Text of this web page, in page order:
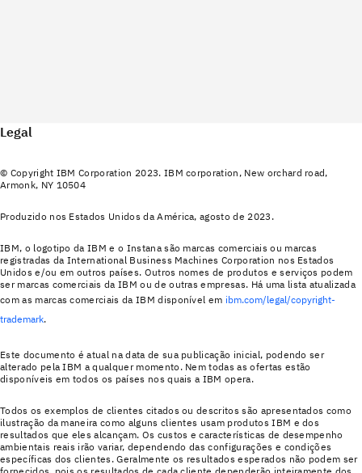
Legal
© Copyright IBM Corporation 2023. IBM corporation, New orchard road,
Armonk, NY 10504
Produzido nos Estados Unidos da América, agosto de 2023.
IBM, o logotipo da IBM e o Instana são marcas comerciais ou marcas
registradas da International Business Machines Corporation nos Estados
Unidos e/ou em outros países. Outros nomes de produtos e serviços podem
ser marcas comerciais da IBM ou de outras empresas. Há uma lista atualizada
com as marcas comerciais da IBM disponível em ibm.com/legal/copyright-
trademark.
Este documento é atual na data de sua publicação inicial, podendo ser
alterado pela IBM a qualquer momento. Nem todas as ofertas estão
disponíveis em todos os países nos quais a IBM opera.
Todos os exemplos de clientes citados ou descritos são apresentados como
ilustração da maneira como alguns clientes usam produtos IBM e dos
resultados que eles alcançam. Os custos e características de desempenho
ambientais reais irão variar, dependendo das configurações e condições
específicas dos clientes. Geralmente os resultados esperados não podem ser